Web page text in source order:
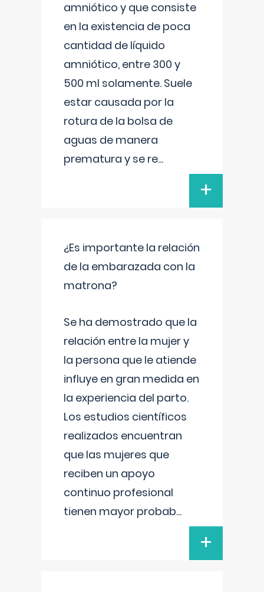
amniótico y que consiste
en la existencia de poca
cantidad de líquido
amniótico, entre 300 y
500 ml solamente. Suele
estar causada por la
rotura de la bolsa de
aguas de manera
prematura y se re...
+
¿Es importante la relación
de la embarazada con la
matrona?
Se ha demostrado que la
relación entre la mujer y
la persona que le atiende
influye en gran medida en
la experiencia del parto.
Los estudios científicos
realizados encuentran
que las mujeres que
reciben un apoyo
continuo profesional
tienen mayor probab...
+